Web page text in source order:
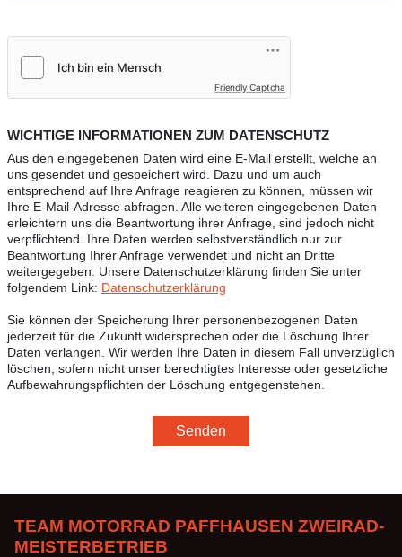
Friendly Captcha
WICHTIGE INFORMATIONEN ZUM DATENSCHUTZ
Aus den eingegebenen Daten wird eine E-Mail erstellt, welche an
uns gesendet und gespeichert wird. Dazu und um auch
entsprechend auf Ihre Anfrage reagieren zu können, müssen wir
Ihre E-Mail-Adresse abfragen. Alle weiteren eingegebenen Daten
erleichtern uns die Beantwortung ihrer Anfrage, sind jedoch nicht
verpflichtend. Ihre Daten werden selbstverständlich nur zur
Beantwortung Ihrer Anfrage verwendet und nicht an Dritte
weitergegeben. Unsere Datenschutzerklärung finden Sie unter
folgendem Link: Datenschutzerklärung
Sie können der Speicherung Ihrer personenbezogenen Daten
jederzeit für die Zukunft widersprechen oder die Löschung Ihrer
Daten verlangen. Wir werden Ihre Daten in diesem Fall unverzüglich
löschen, sofern nicht unser berechtigtes Interesse oder gesetzliche
Aufbewahrungspflichten der Löschung entgegenstehen.
Senden
TEAM MOTORRAD PAFFHAUSEN ZWEIRAD-
MEISTERBETRIEB